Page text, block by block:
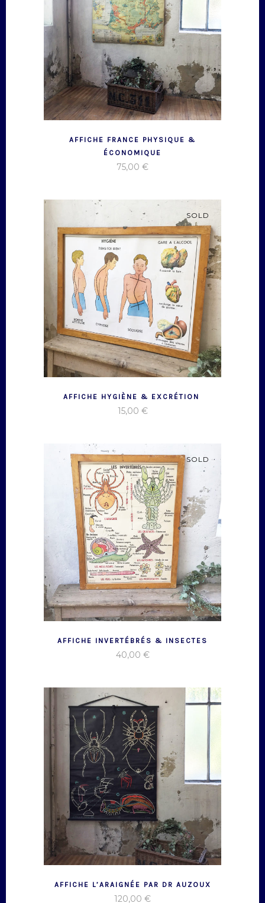
AFFICHE FRANCE PHYSIQUE &
ÉCONOMIQUE
75,00 €
SOLD
AFFICHE HYGIÈNE & EXCRÉTION
15,00 €
SOLD
AFFICHE INVERTÉBRÉS & INSECTES
40,00 €
AFFICHE L’ARAIGNÉE PAR DR AUZOUX
120,00 €